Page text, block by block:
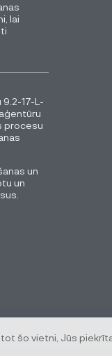
šo vietni, Jūs
lai
9.2-17-L-
procesu
un
un